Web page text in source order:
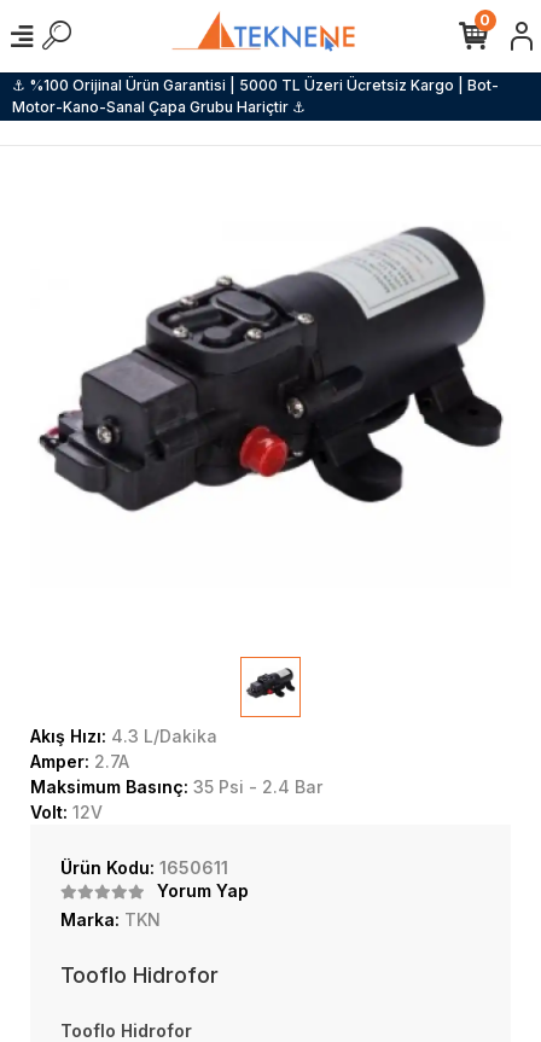
⚓ %100 Orijinal Ürün Garantisi | 5000 TL Üzeri Ücretsiz Kargo | Bot-
Motor-Kano-Sanal Çapa Grubu Hariçtir ⚓
0
Akış Hızı: 4.3 L/Dakika
Amper: 2.7A
Maksimum Basınç: 35 Psi - 2.4 Bar
Volt: 12V
Ürün Kodu: 1650611
Yorum Yap
Marka: TKN
Tooflo Hidrofor
Tooflo Hidrofor